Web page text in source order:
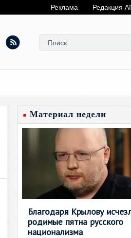
Реклама Редакция
Материал недели
Благодаря Крылову
родимые пятна русского
национализма